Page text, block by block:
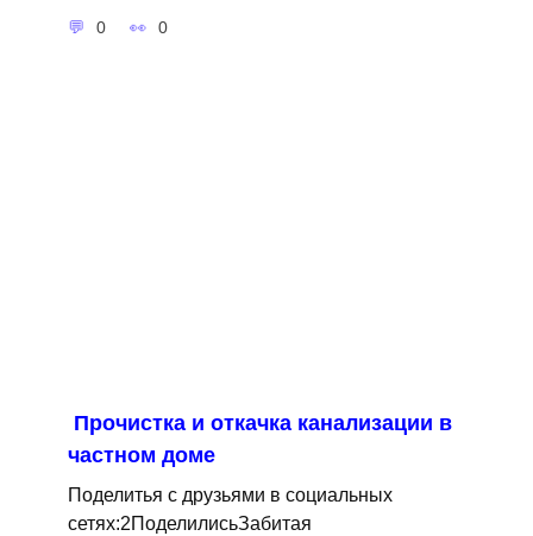
0 0
Прочистка и откачка канализации в
частном доме
Поделитья с друзьями в социальных
сетях:2ПоделилисьЗабитая